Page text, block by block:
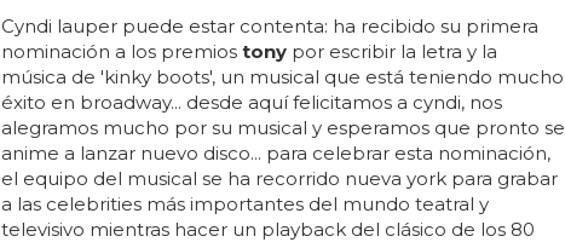
Cyndi lauper puede estar contenta: ha recibido su primera
nominación a los premios tonypor escribir la letra y la
música de 'kinky boots', un musical que está teniendo mucho
éxito en broadway... desde aquí felicitamos a cyndi, nos
alegramos mucho por su musical y esperamos que pronto se
anime a lanzar nuevo disco... para celebrar esta nominación,
el equipo del musical se ha recorrido nueva york para grabar
a las celebrities más importantes del mundo teatral y
televisivo mientras hacer un playback del clásico de los 80